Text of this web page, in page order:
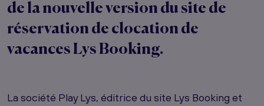
de la nouvelle version du site de
réservation de clocation de
vacances Lys Booking.
La société Play Lys, éditrice du site Lys Booking et